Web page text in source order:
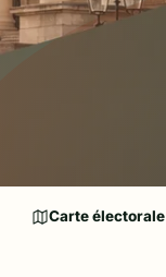
Carte électorale